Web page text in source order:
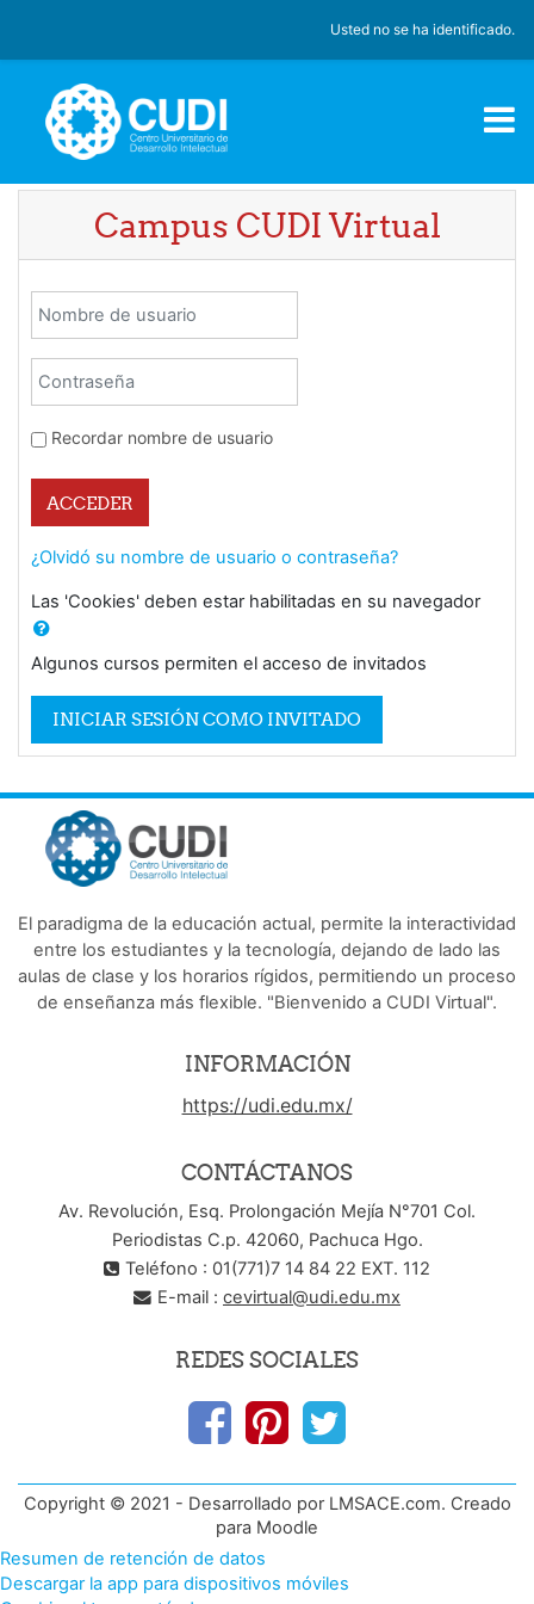
Usted no se ha identificado.
Campus CUDI Virtual
Nombre de usuario
Contraseña
Recordar nombre de usuario
ACCEDER
¿Olvidó su nombre de usuario o contraseña?
Las 'Cookies' deben estar habilitadas en su navegador
Algunos cursos permiten el acceso de invitados
INICIAR SESIÓN COMO INVITADO
El paradigma de la educación actual, permite la interactividad
entre los estudiantes y la tecnología, dejando de lado las
aulas de clase y los horarios rígidos, permitiendo un proceso
de enseñanza más flexible. "Bienvenido a CUDI Virtual".
INFORMACIÓN
https://udi.edu.mx/
CONTÁCTANOS
Av. Revolución, Esq. Prolongación Mejía N°701 Col.
Periodistas C.p. 42060, Pachuca Hgo.
Teléfono : 01(771)7 14 84 22 EXT. 112
E-mail : cevirtual@udi.edu.mx
REDES SOCIALES
Copyright © 2021 - Desarrollado por LMSACE.com. Creado
para Moodle
Resumen de retención de datos
Descargar la app para dispositivos móviles